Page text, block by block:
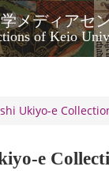
メディアセ
of Keio
Ukiyo-e
e